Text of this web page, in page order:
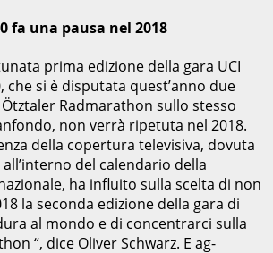
fa una pausa nel 2018
prima edizione della gara UCI
che si è disputata quest’anno due
Radmarathon sullo stesso
non verrà ripetuta nel 2018.
della copertura televisiva, dovuta
del calendario della
ha influito sulla scelta di non
la seconda edizione della gara di
al mondo e di concentrarci sulla
“, dice Oliver Schwarz. E ag-